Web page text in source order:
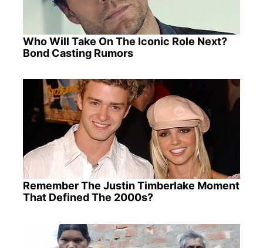
Who Will Take On The Iconic Role Next?
Bond Casting Rumors
Remember The Justin Timberlake Moment
That Defined The 2000s?